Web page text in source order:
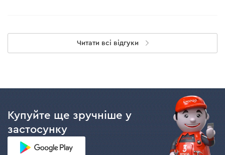
Читати всі відгуки
Купуйте ще зручніше у
застосунку